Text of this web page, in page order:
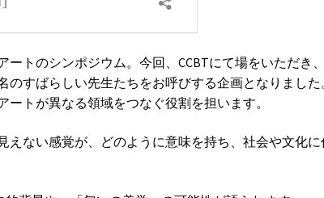
トのシンポジウム。今回、CCBTにて場をいただき、
のすばらしい先生たちをお呼びする企画となりまし
トが異なる領域をつなぐ役割を担います。
えない感覚が、どのように意味を持ち、社会や文化に